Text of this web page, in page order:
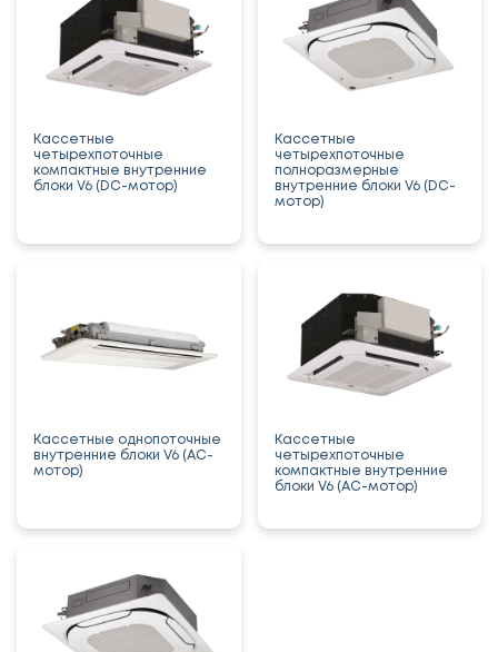
Кассетные
четырехпоточные
компактные внутренние
блоки V6 (DC-мотор)
Кассетные
четырехпоточные
полноразмерные
внутренние блоки V6 (DC-
мотор)
Кассетные однопоточные
внутренние блоки V6 (AC-
мотор)
Кассетные
четырехпоточные
компактные внутренние
блоки V6 (AC-мотор)